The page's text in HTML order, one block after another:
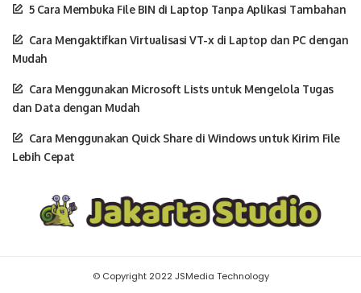
5 Cara Membuka File BIN di Laptop Tanpa Aplikasi Tambahan
Cara Mengaktifkan Virtualisasi VT-x di Laptop dan PC dengan
Mudah
Cara Menggunakan Microsoft Lists untuk Mengelola Tugas
dan Data dengan Mudah
Cara Menggunakan Quick Share di Windows untuk Kirim File
Lebih Cepat
© Copyright 2022 JSMedia Technology